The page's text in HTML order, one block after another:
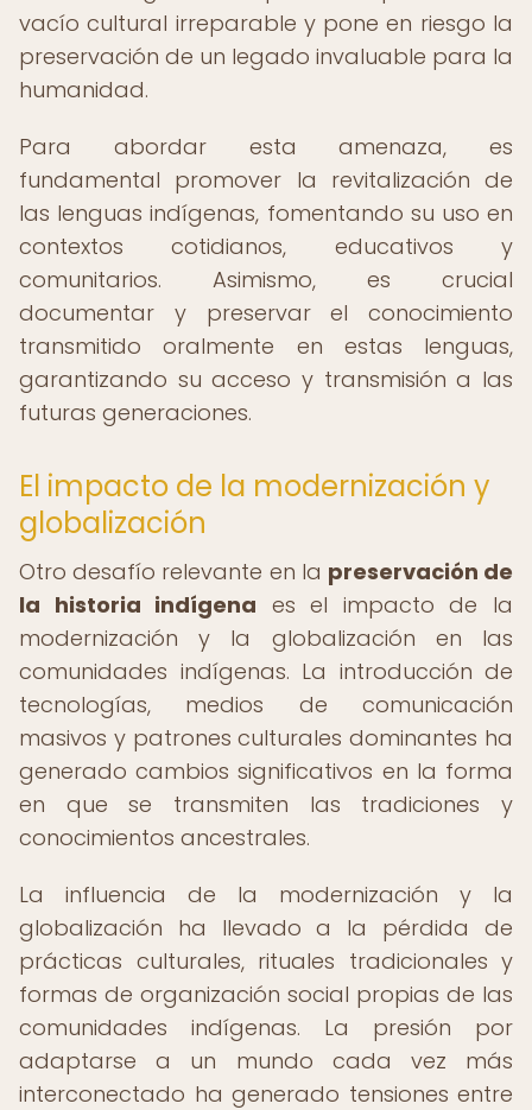
vacío cultural irreparable y pone en riesgo la
preservación de un legado invaluable para la
humanidad.
Para abordar esta amenaza, es
fundamental promover la revitalización de
las lenguas indígenas, fomentando su uso en
contextos cotidianos, educativos y
comunitarios. Asimismo, es crucial
documentar y preservar el conocimiento
transmitido oralmente en estas lenguas,
garantizando su acceso y transmisión a las
futuras generaciones.
El impacto de la modernización y
globalización
Otro desafío relevante en la preservación de
la historia indígena es el impacto de la
modernización y la globalización en las
comunidades indígenas. La introducción de
tecnologías, medios de comunicación
masivos y patrones culturales dominantes ha
generado cambios significativos en la forma
en que se transmiten las tradiciones y
conocimientos ancestrales.
La influencia de la modernización y la
globalización ha llevado a la pérdida de
prácticas culturales, rituales tradicionales y
formas de organización social propias de las
comunidades indígenas. La presión por
adaptarse a un mundo cada vez más
interconectado ha generado tensiones entre